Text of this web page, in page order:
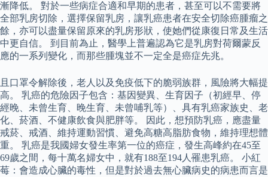
漸降低。 對於一些病症合適和早期的患者，甚至可以不需要將
全部乳房切除，選擇保留乳房，讓乳癌患者在安全切除癌腫瘤之
餘，亦可以盡量保留原來的乳房形狀，使她們從康復日常及生活
中更自信。 到目前為止，醫學上普遍認為它是乳房對荷爾蒙反
應的一系列變化，而那些腫塊並不一定全是癌症先兆。
且口罩令解除後，老人以及免疫低下的脆弱族群，風險將大幅提
高。 乳癌的危險因子包含：基因變異、生育因子（初經早、停
經晚、未曾生育、晚生育、未曾哺乳等）、具有乳癌家族史、老
化、菸酒、不健康飲食與肥胖等。 因此，想預防乳癌，應盡量
戒菸、戒酒、維持運動習慣、避免高糖高脂肪食物，維持理想體
重。 乳癌是我國婦女發生率第一位的癌症，發生高峰約在45至
69歲之間，每十萬名婦女中，就有188至194人罹患乳癌。 小紅
莓：會造成心臟的毒性，但是對於過去無心臟病史的病患而言是